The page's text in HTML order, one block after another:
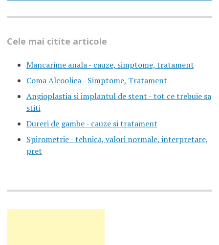
Cele mai citite articole
Mancarime anala - cauze, simptome, tratament
Coma Alcoolica - Simptome, Tratament
Angioplastia si implantul de stent - tot ce trebuie sa
stiti
Dureri de gambe - cauze si tratament
Spirometrie - tehnica, valori normale, interpretare,
pret